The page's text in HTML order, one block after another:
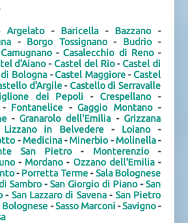
Argelato - Baricella - Bazzano -
- Borgo Tossignano- Budrio-
Camugnano-Casalecchio di Reno-
d'Aiano -Castel del Rio-Castel di
Bologna -Castel Maggiore-Castel
d'Argile-Castello di Serravalle
dei Pepoli -Crespellano -
- Fontanelice - Gaggio Montano-
-Granarolo dell'Emilia -Grizzana
Lizzano in Belvedere - Loiano -
-Medicina-Minerbio -Molinella-
San Pietro - Monterenzio-
- Mordano - Ozzano dell'Emilia-
-Porretta Terme-Sala Bolognese
Sambro -San Giorgio di Piano -San
- San Lazzaro di Savena- San Pietro
Bolognese -Sasso Marconi -Savigno-